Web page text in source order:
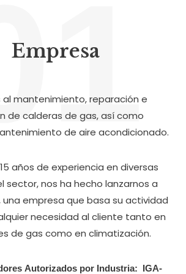
Empresa
al mantenimiento, reparación e
de calderas de gas, así como
de aire acondicionado.
años de experiencia en diversas
sector, nos ha hecho lanzarnos a
una empresa que basa su actividad
necesidad al cliente tanto en
de gas como en climatización.
Autorizados por Industria: IGA-